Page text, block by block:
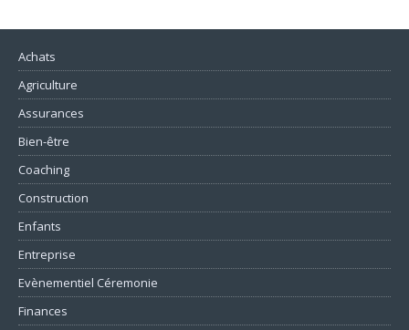
Achats
Agriculture
Assurances
Bien-être
Coaching
Construction
Enfants
Entreprise
Evènementiel Céremonie
Finances